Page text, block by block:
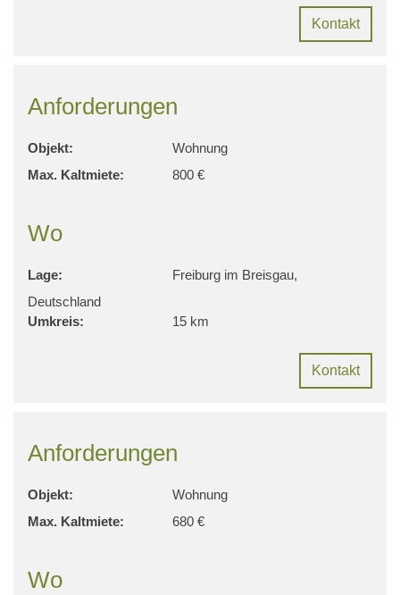
Kontakt
Anforderungen
Objekt:
Wohnung
Max. Kaltmiete:
800 €
Wo
Lage:
Freiburg im Breisgau,
Deutschland
Umkreis:
15 km
Kontakt
Anforderungen
Objekt:
Wohnung
Max. Kaltmiete:
680 €
Wo